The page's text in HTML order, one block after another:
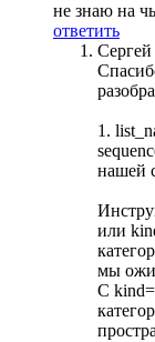
не знаю на
ответить
Сергей
1.
нашей
или
мы
С